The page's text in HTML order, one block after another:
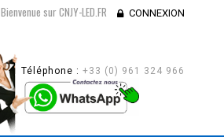
Bienvenue sur CNJY-LED.FR CONNEXION
Téléphone : +33 (0) 961 324 966